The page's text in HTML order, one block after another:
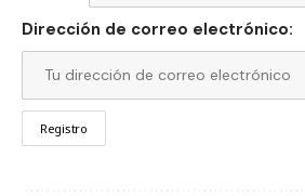
Dirección de correo electrónico: